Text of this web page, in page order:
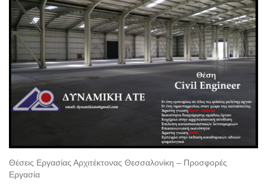
Θέσεις Εργασίας Αρχιτέκτονας Θεσσαλονίκη – Προσφορές
Εργασία